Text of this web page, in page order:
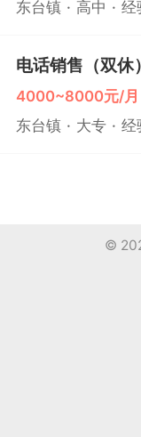
东台镇 高中 经
电话销售（双休）
4000~8000元/月
东台镇 大专 经
©